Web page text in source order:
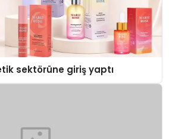
sektörüne giriş yaptı